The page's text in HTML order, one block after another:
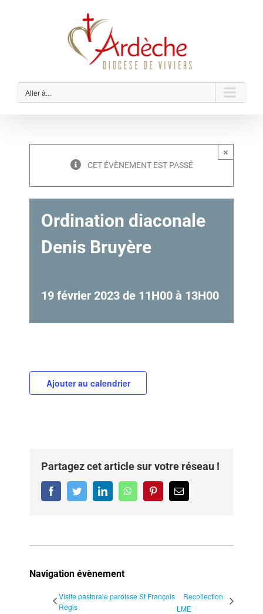
Aller à...
×
CET ÉVÈNEMENT EST PASSÉ
Ordination diaconale
Denis Bruyère
19 février 2023 de 11H00 à 13H00
Ajouter au calendrier
Partagez cet article sur votre réseau !
FacebookTwitterLinkedInWhatsAppPinterestEmail
Navigation évènement
Visite pastorale paroisse St François
Régis
Recollection
LME